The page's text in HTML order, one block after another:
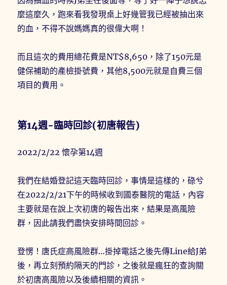
麼這麼久，跑來看我發現桌上好幾管我已經被抽出來
的血，不得不說媽媽真的很偉大啊！
而且這次的費用總花費是NT$8,650，除了150元是
健保補助的產檢掛號費，其他8,500元就是自費三個
項目的費用。
第14週-臨時回診(初唐報告)
2022/2/22 懷孕第14週
我們在結婚登記這天臨時回診，事情是這樣的，碌兮
在2022/2/21下午的時候收到國泰醫院的電話，內容
主要就是在說上次初唐的報告出來，結果是高風險
群，因此請我們盡快安排時間回診。
登愣！唐氏症高風險群…掛掉電話之後先傳Line給J弟
後，再立刻預約隔天的門診，之後就是瘋狂的查詢關
於初唐高風險以及後續相關的資訊。